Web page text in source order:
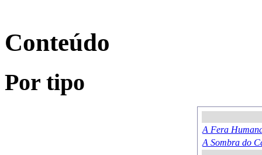
Conteúdo
Por tipo
A Fera
A Sombra do